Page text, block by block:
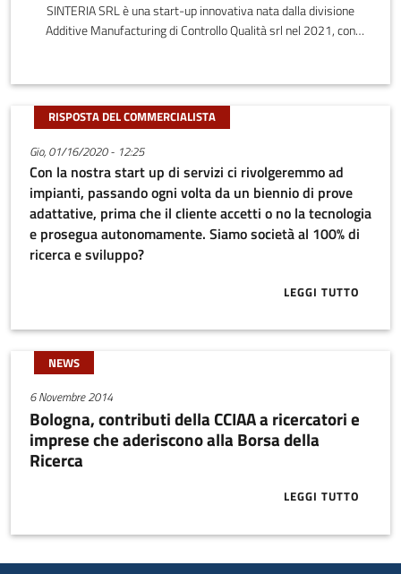
SINTERIA SRL è una start-up innovativa nata dalla divisione
Additive Manufacturing di Controllo Qualità srl nel 2021, con
servizi avanzati per rendere più efficienti i processi di Additive
Manufacturing è la nostra missione quotidiana.Ci concentriamo
principalmente sull’implementazione e la qualifica di materiali
polimerici e metallici per le tecnologie di stampa FDM, SLS ed
SLM.
RISPOSTA DEL COMMERCIALISTA
Gio, 01/16/2020 - 12:25
Con la nostra start up di servizi ci rivolgeremmo ad
impianti, passando ogni volta da un biennio di prove
adattative, prima che il cliente accetti o no la tecnologia
e prosegua autonomamente. Siamo società al 100% di
ricerca e sviluppo?
LEGGI TUTTO
ABOUT CON
NEWS
6 Novembre 2014
Bologna, contributi della CCIAA a ricercatori e
imprese che aderiscono alla Borsa della
Ricerca
LEGGI TUTTO
ABOUT